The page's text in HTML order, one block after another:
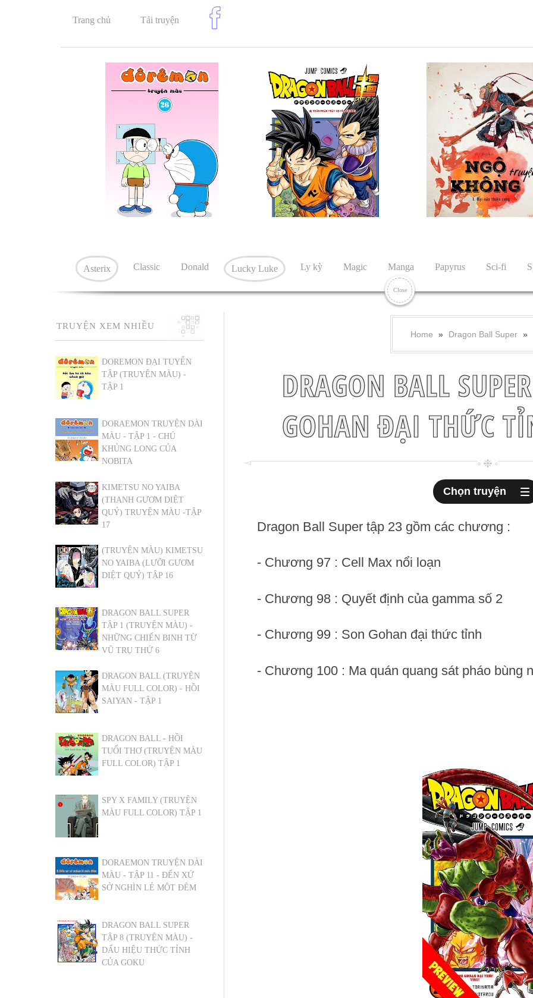
Trang chủ Tải truyện
Asterix Classic Donald Lucky Luke Ly kỳ Magic Manga Papyrus Sci-fi
Close
Home » Dragon Ball Super »
DRAGON BALL
GOHAN ĐẠI THỨC
Chọn truyện
Dragon Ball Super tập 23 gồm các chương :
- Chương 97 : Cell Max nổi loạn
- Chương 98 : Quyết định của gamma số 2
- Chương 99 : Son Gohan đại thức tỉnh
- Chương 100 : Ma quán quang sát pháo bùng
TRUYỆN XEM NHIỀU
DOREMON ĐẠI TUYỂN
TẬP (TRUYỆN MÀU) -
TẬP 1
DORAEMON TRUYỆN DÀI
MÀU - TẬP 1 - CHÚ
KHỦNG LONG CỦA
NOBITA
KIMETSU NO YAIBA
(THANH GƯƠM DIỆT
QUỶ) TRUYỆN MÀU -TẬP
17
(TRUYỆN MÀU) KIMETSU
NO YAIBA (LƯỠI GƯƠM
DIỆT QUỶ) TẬP 16
DRAGON BALL SUPER
TẬP 1 (TRUYỆN MÀU) -
NHỮNG CHIẾN BINH TỪ
VŨ TRỤ THỨ 6
DRAGON BALL (TRUYỆN
MÀU FULL COLOR) - HỒI
SAIYAN - TẬP 1
DRAGON BALL - HỒI
TUỔI THƠ (TRUYỆN MÀU
FULL COLOR) TẬP 1
SPY X FAMILY (TRUYỆN
MÀU FULL COLOR) TẬP 1
DORAEMON TRUYỆN DÀI
MÀU - TẬP 11 - ĐẾN XỨ
SỞ NGHÌN LẺ MỘT ĐÊM
DRAGON BALL SUPER
TẬP 8 (TRUYỆN MÀU) -
DẤU HIỆU THỨC TỈNH
CỦA GOKU